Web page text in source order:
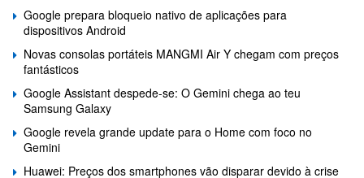
Google prepara bloqueio nativo de aplicações para
dispositivos Android
Novas consolas portáteis MANGMI Air Y chegam com preços
fantásticos
Google Assistant despede-se: O Gemini chega ao teu
Samsung Galaxy
Google revela grande update para o Home com foco no
Gemini
Huawei: Preços dos smartphones vão disparar devido à crise